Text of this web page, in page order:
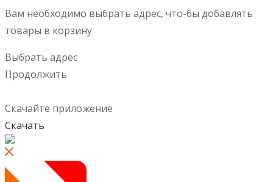
Вам необходимо выбрать адрес, что-бы добавлять
товары в корзину
Выбрать адрес
Продолжить
Скачайте приложение
Скачать